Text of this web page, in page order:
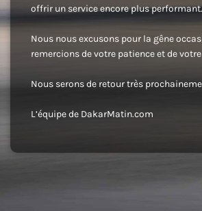
offrir un service encore plus performant.
Nous nous excusons pour la gêne
remercions de votre patience et de
Nous serons de retour très
L’équipe de DakarMatin.com